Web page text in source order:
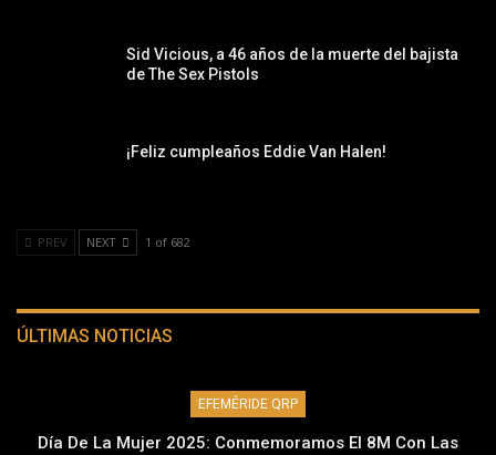
Sid Vicious, a 46 años de la muerte del bajista
de The Sex Pistols
¡Feliz cumpleaños Eddie Van Halen!
PREV NEXT 1 of 682
ÚLTIMAS NOTICIAS
EFEMÉRIDE QRP
Día De La Mujer 2025: Conmemoramos El 8M Con Las